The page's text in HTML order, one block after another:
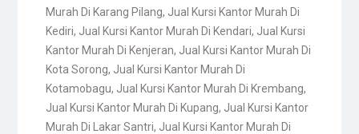
Murah Di Karang Pilang, Jual Kursi Kantor Murah Di
Kediri, Jual Kursi Kantor Murah Di Kendari, Jual Kursi
Kantor Murah Di Kenjeran, Jual Kursi Kantor Murah Di
Kota Sorong, Jual Kursi Kantor Murah Di
Kotamobagu, Jual Kursi Kantor Murah Di Krembang,
Jual Kursi Kantor Murah Di Kupang, Jual Kursi Kantor
Murah Di Lakar Santri, Jual Kursi Kantor Murah Di